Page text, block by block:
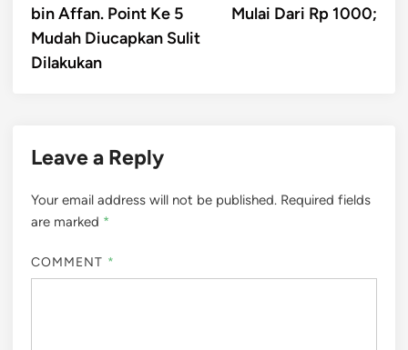
bin Affan. Point Ke 5
Mudah Diucapkan Sulit
Dilakukan
Mulai Dari Rp 1000;
Leave a Reply
Your email address will not be published. Required fields
are marked *
COMMENT *